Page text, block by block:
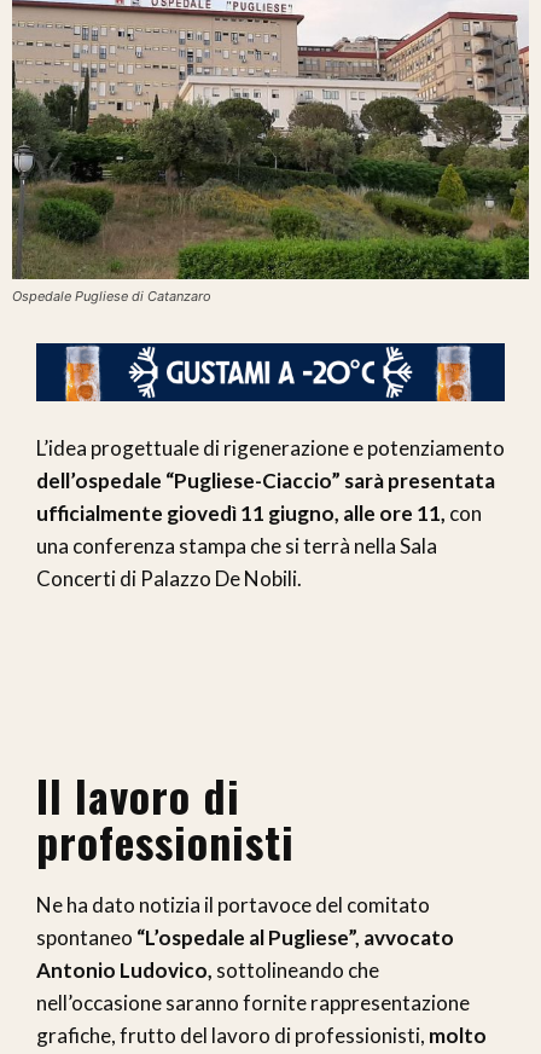
Ospedale Pugliese di Catanzaro
L’idea progettuale di rigenerazione e potenziamento
dell’ospedale “Pugliese-Ciaccio” sarà presentata
ufficialmente giovedì 11 giugno, alle ore 11, con
una conferenza stampa che si terrà nella Sala
Concerti di Palazzo De Nobili.
Il lavoro di
professionisti
Ne ha dato notizia il portavoce del comitato
spontaneo “L’ospedale al Pugliese”, avvocato
Antonio Ludovico, sottolineando che
nell’occasione saranno fornite rappresentazione
grafiche, frutto del lavoro di professionisti, molto